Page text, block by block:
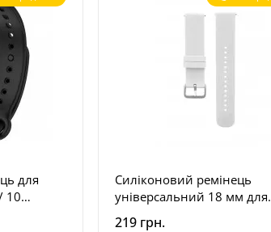
для
10
Силіконовий ремінець
універсальний 18 мм для
смарт-годинників Білий
219 грн.